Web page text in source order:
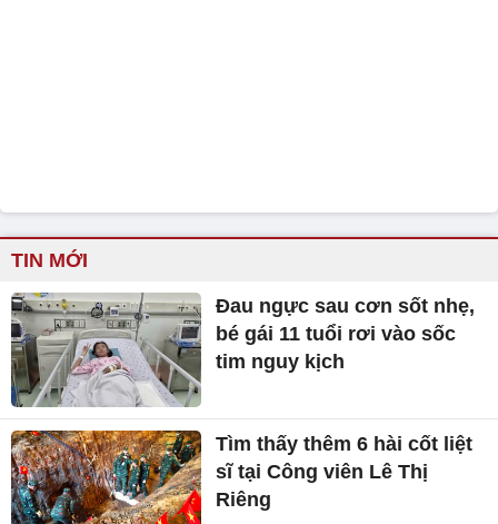
TIN MỚI
Đau ngực sau cơn sốt nhẹ,
bé gái 11 tuổi rơi vào sốc
tim nguy kịch
Tìm thấy thêm 6 hài cốt liệt
sĩ tại Công viên Lê Thị
Riêng